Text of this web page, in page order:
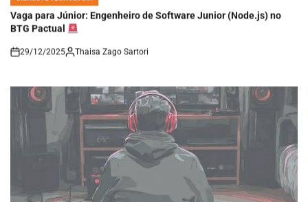
IN
Vaga para Júnior: Engenheiro de Software Junior (Node.js) no
BTG Pactual
on